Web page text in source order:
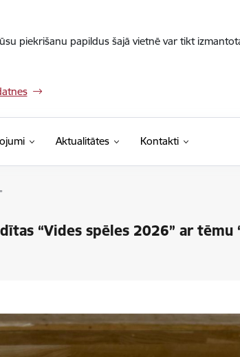
piekrišanu papildus šajā vietnē var tikt
Aktualitātes Kontakti
“Vides spēles 2026” ar tēmu